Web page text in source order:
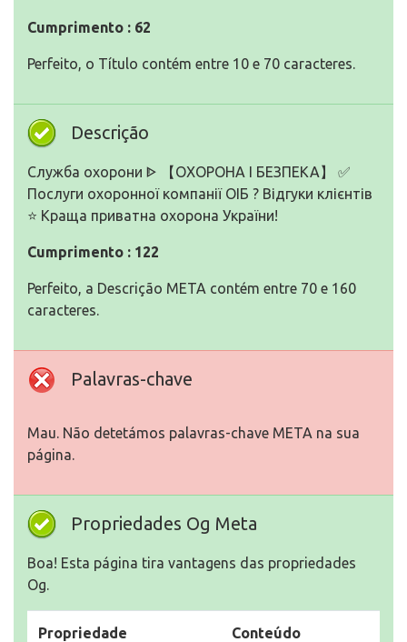
Cumprimento : 62
Perfeito, o Título contém entre 10 e 70 caracteres.
Descrição
Служба охорони ᐈ 【ОХОРОНА І БЕЗПЕКА】 ✅
Послуги охоронної компанії ОІБ ? Відгуки клієнтів
⭐ Краща приватна охорона України!
Cumprimento : 122
Perfeito, a Descrição META contém entre 70 e 160
caracteres.
Palavras-chave
Mau. Não detetámos palavras-chave META na sua
página.
Propriedades Og Meta
Boa! Esta página tira vantagens das propriedades
Og.
Propriedade Conteúdo